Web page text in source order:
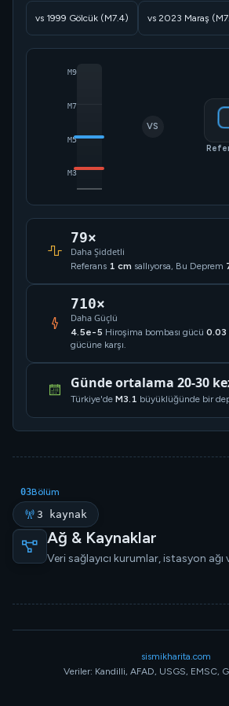
vs 1999 Gölcük (M7.4) vs 2023 Maraş
M9
M7
M5
M3
VS
79×
Daha Şiddetli
Referans 1 cm sallıyorsa, Bu Deprem
710×
Daha Güçlü
4.5e-5 Hiroşima bombası gücü 0.03
gücüne karşı.
Günde ortalama 20-30
Türkiye'de M3.1 büyüklüğünde bir
03Bölüm
3 kaynak
Ağ & Kaynaklar
Veri sağlayıcı kurumlar, istasyon
sismikharita.com
Veriler: Kandilli, AFAD, USGS, EMSC,